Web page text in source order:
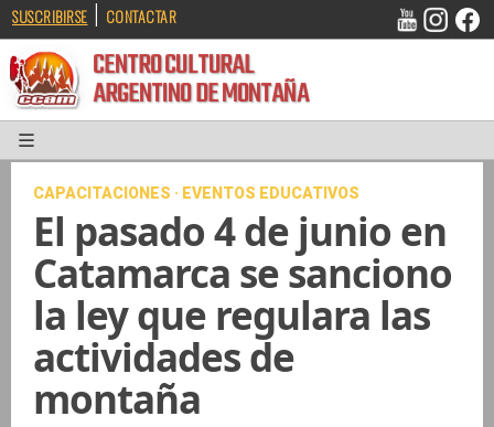
SUSCRIBIRSE | CONTACTAR
CENTRO CULTURAL
ARGENTINO DE MONTAÑA
CAPACITACIONES · EVENTOS EDUCATIVOS
El pasado 4 de junio en
Catamarca se sanciono
la ley que regulara las
actividades de
montaña